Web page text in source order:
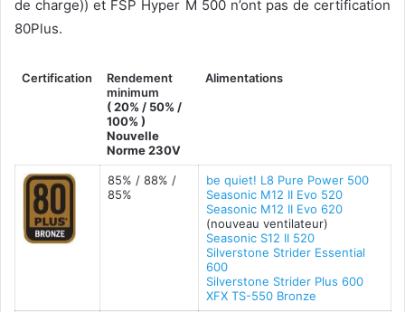
de charge)) et FSP Hyper M 500 n’ont pas de certification
80Plus.
Certification
Rendement
minimum
( 20% / 50% /
100% )
Nouvelle
Norme 230V
Alimentations
85% / 88% /
85%
be quiet! L8 Pure Power 500
Seasonic M12 II Evo 520
Seasonic M12 II Evo 620
(nouveau ventilateur)
Seasonic S12 II 520
Silverstone Strider Essential
600
Silverstone Strider Plus 600
XFX TS-550 Bronze